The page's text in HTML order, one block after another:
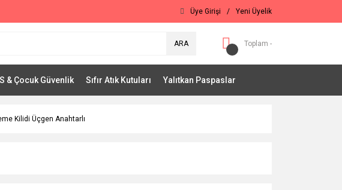
Üye Girişi / Yeni Üyelik
ARA Toplam -
& Çocuk Güvenlik Sıfır Atık Kutuları Yalıtkan Paspaslar
Kilidi Üçgen Anahtarlı